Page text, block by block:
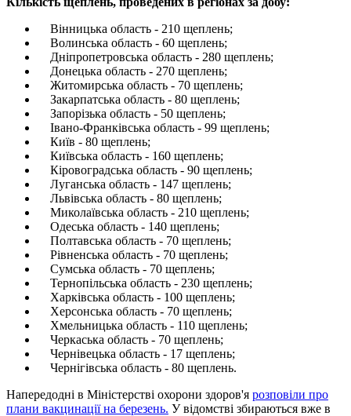
Вінницька область - 210 щеплень;
Волинська область - 60 щеплень;
Дніпропетровська область - 280 щеплень;
Донецька область - 270 щеплень;
Житомирська область - 70 щеплень;
Закарпатська область - 80 щеплень;
Запорізька область - 50 щеплень;
Івано-Франківська область - 99 щеплень;
Київ - 80 щеплень;
Київська область - 160 щеплень;
Кіровоградська область - 90 щеплень;
Луганська область - 147 щеплень;
Львівська область - 80 щеплень;
Миколаївська область - 210 щеплень;
Одеська область - 140 щеплень;
Полтавська область - 70 щеплень;
Рівненська область - 70 щеплень;
Сумська область - 70 щеплень;
Тернопільська область - 230 щеплень;
Харківська область - 100 щеплень;
Херсонська область - 70 щеплень;
Хмельницька область - 110 щеплень;
Черкаська область - 70 щеплень;
Чернівецька область - 17 щеплень;
Чернігівська область - 80 щеплень.
Напередодні в Міністерстві охорони здоров'я розповіли про
плани вакцинації на березень. У відомстві збираються вже в